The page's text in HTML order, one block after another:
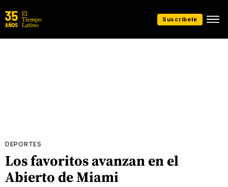
Suscríbete
DEPORTES
Los favoritos avanzan en el
Abierto de Miami